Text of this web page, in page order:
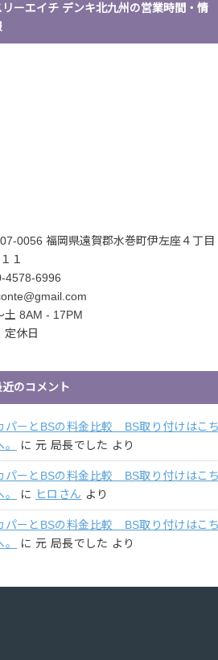
リーエイチ デンキ北九州の営業時間・情
0056 福岡県遠賀郡水巻町伊左座４丁目
１
4578-6996
土 8AM - 17PM
休日
近のコメント
パーとBSの料金比較 BS取り付けはこち
に元 局長でした より
パーとBSの料金比較 BS取り付けはこち
に ヒロさん より
パーとBSの料金比較 BS取り付けはこち
に元 局長でした より